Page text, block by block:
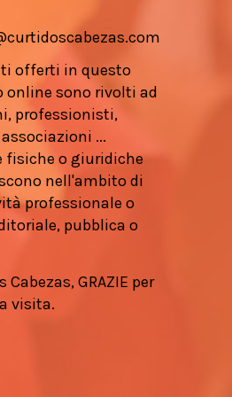
offerti in questo
online sono rivolti ad
professionisti,
...
fisiche o giuridiche
nell'ambito di
professionale o
pubblica o
Cabezas, GRAZIE per
visita.